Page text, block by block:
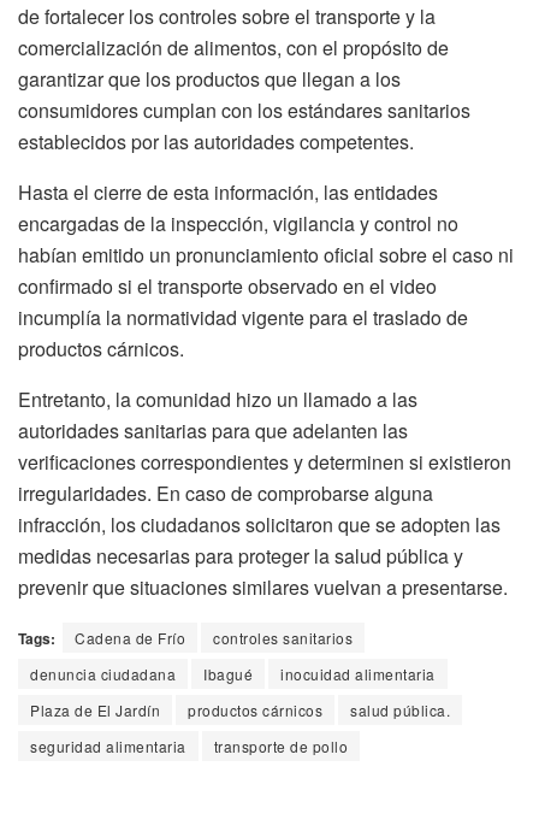
de fortalecer los controles sobre el transporte y la
comercialización de alimentos, con el propósito de
garantizar que los productos que llegan a los
consumidores cumplan con los estándares sanitarios
establecidos por las autoridades competentes.
Hasta el cierre de esta información, las entidades
encargadas de la inspección, vigilancia y control no
habían emitido un pronunciamiento oficial sobre el caso ni
confirmado si el transporte observado en el video
incumplía la normatividad vigente para el traslado de
productos cárnicos.
Entretanto, la comunidad hizo un llamado a las
autoridades sanitarias para que adelanten las
verificaciones correspondientes y determinen si existieron
irregularidades. En caso de comprobarse alguna
infracción, los ciudadanos solicitaron que se adopten las
medidas necesarias para proteger la salud pública y
prevenir que situaciones similares vuelvan a presentarse.
Tags: Cadena de Frío
controles sanitarios
denuncia ciudadana
Ibagué
inocuidad alimentaria
Plaza de El Jardín
productos cárnicos
salud pública.
seguridad alimentaria
transporte de pollo